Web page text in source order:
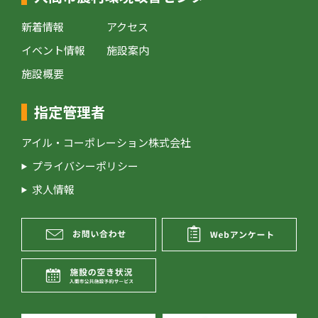
新着情報
イベント情報
施設概要
アクセス
施設案内
指定管理者
アイル・コーポレーション株式会社
プライバシーポリシー
求人情報